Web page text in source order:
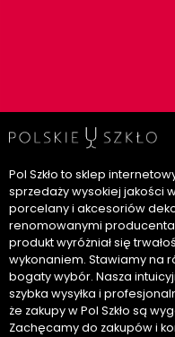
Pol Szkło to sklep
sprzedaży wysokiej jakości
porcelany i akcesoriów
renomowanymi
produkt wyróżniał się
wykonaniem. Stawiamy na
bogaty wybór. Nasza
szybka wysyłka i
że zakupy w Pol Szkło są
Zachęcamy do zakupów i